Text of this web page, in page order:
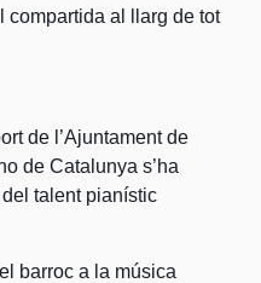
compartida al llarg de tot
de l’Ajuntament de
de Catalunya s’ha
talent pianístic
barroc a la música